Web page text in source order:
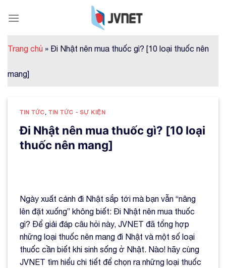
Trang chủ » Đi Nhật nên mua thuốc gì? [10 loại thuốc nên
mang]
TIN TỨC ,TIN TỨC - SỰ KIỆN
Đi Nhật nên mua thuốc gì? [10 loại
thuốc nên mang]
Ngày xuất cảnh đi Nhật sắp tới mà bạn vẫn “nâng
lên đặt xuống” không biết: Đi Nhật nên mua thuốc
gì? Để giải đáp câu hỏi này, JVNET đã tổng hợp
những loại thuốc nên mang đi Nhật và một số loại
thuốc cần biết khi sinh sống ở Nhật. Nào! hãy cùng
JVNET tìm hiểu chi tiết để chọn ra những loại thuốc